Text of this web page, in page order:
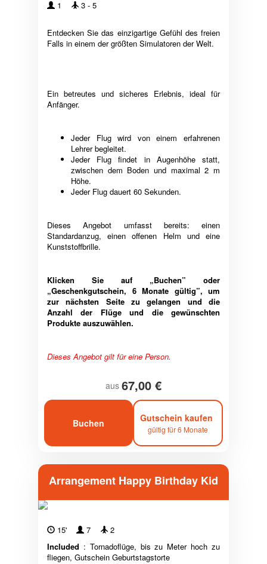
1 3 - 5
Entdecken Sie das einzigartige Gefühl des freien
Falls in einem der größten Simulatoren der Welt.
Ein betreutes und sicheres Erlebnis, ideal für
Anfänger.
Jeder Flug wird von einem erfahrenen
Lehrer begleitet.
Jeder Flug findet in Augenhöhe statt,
zwischen dem Boden und maximal 2 m
Höhe.
Jeder Flug dauert 60 Sekunden.
Dieses Angebot umfasst bereits: einen
Standardanzug, einen offenen Helm und eine
Kunststoffbrille.
Klicken Sie auf „Buchen” oder
„Geschenkgutschein, 6 Monate gültig”, um
zur nächsten Seite zu gelangen und die
Anzahl der Flüge und die gewünschten
Produkte auszuwählen.
Dieses Angebot gilt für eine Person.
aus 67,00 €
Buchen Gutschein kaufen
gültig für 6 Monate
Arrangement Happy Birthday Kid
15' 7
2
Included : Tornadoflüge, bis zu Meter hoch zu
fliegen, Gutschein Geburtstagstorte